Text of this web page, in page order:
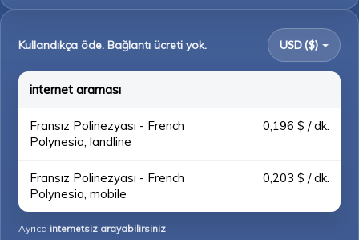
Kullandıkça öde. Bağlantı ücreti yok. USD ($)
internet araması
Fransız Polinezyası - French
Polynesia, landline
0,196 $ / dk.
Fransız Polinezyası - French
Polynesia, mobile
0,203 $ / dk.
Ayrıca internetsiz arayabilirsiniz.